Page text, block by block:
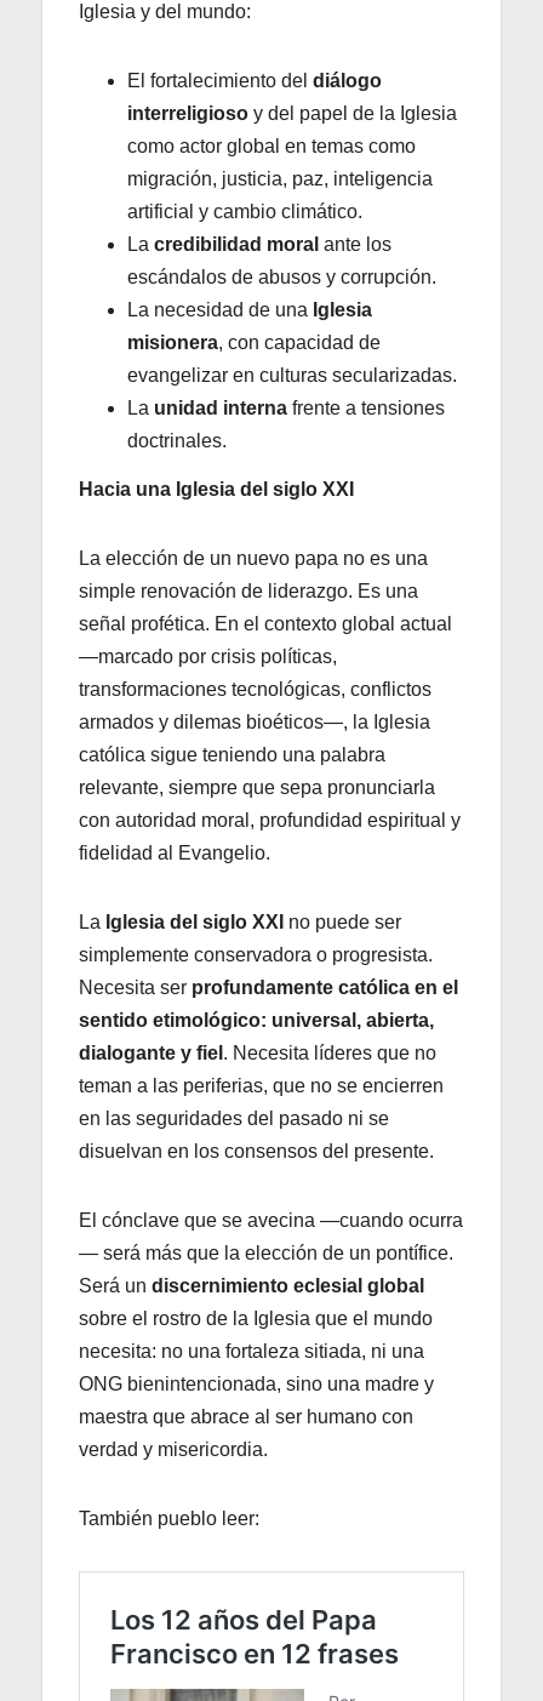
Iglesia y del mundo:
El fortalecimiento del diálogo
interreligioso y del papel de la Iglesia
como actor global en temas como
migración, justicia, paz, inteligencia
artificial y cambio climático.
La credibilidad moral ante los
escándalos de abusos y corrupción.
La necesidad de una Iglesia
misionera, con capacidad de
evangelizar en culturas secularizadas.
La unidad interna frente a tensiones
doctrinales.
Hacia una Iglesia del siglo XXI
La elección de un nuevo papa no es una
simple renovación de liderazgo. Es una
señal profética. En el contexto global actual
—marcado por crisis políticas,
transformaciones tecnológicas, conflictos
armados y dilemas bioéticos—, la Iglesia
católica sigue teniendo una palabra
relevante, siempre que sepa pronunciarla
con autoridad moral, profundidad espiritual y
fidelidad al Evangelio.
La Iglesia del siglo XXI no puede ser
simplemente conservadora o progresista.
Necesita ser profundamente católica en el
sentido etimológico: universal, abierta,
dialogante y fiel . Necesita líderes que no
teman a las periferias, que no se encierren
en las seguridades del pasado ni se
disuelvan en los consensos del presente.
El cónclave que se avecina —cuando ocurra
— será más que la elección de un pontífice.
Será un discernimiento eclesial global
sobre el rostro de la Iglesia que el mundo
necesita: no una fortaleza sitiada, ni una
ONG bienintencionada, sino una madre y
maestra que abrace al ser humano con
verdad y misericordia.
También pueblo leer: